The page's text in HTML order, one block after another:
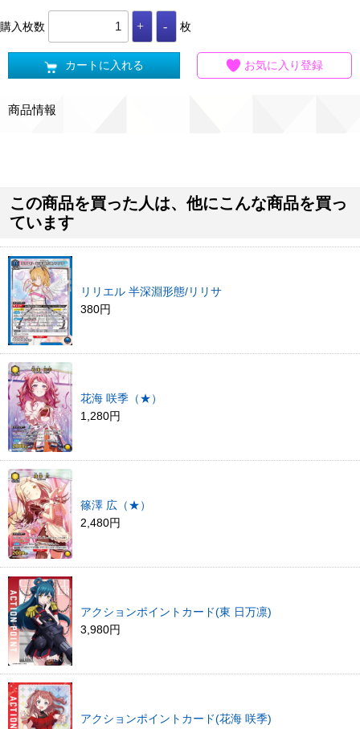
購入枚数 枚
カートに入れる お気に入り登録
商品情報
この商品を買った人は、他にこんな商品を買っ
ています
リリエル 半深淵形態/リリサ
380円
花海 咲季（★）
1,280円
篠澤 広（★）
2,480円
アクションポイントカード(東 日万凛)
3,980円
アクションポイントカード(花海 咲季)